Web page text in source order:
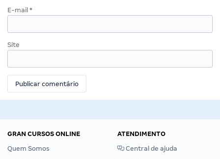
E-mail *
Site
GRAN CURSOS ONLINE
Quem Somos
ATENDIMENTO
Central de ajuda